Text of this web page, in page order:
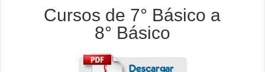
Cursos de 7° Básico a
8° Básico